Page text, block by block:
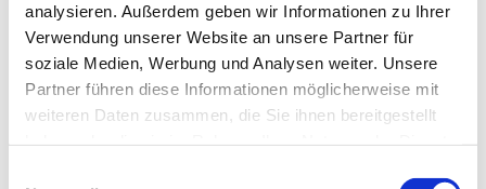
analysieren. Außerdem geben wir Informationen zu Ihrer
Verwendung unserer Website an unsere Partner für
soziale Medien, Werbung und Analysen weiter. Unsere
Partner führen diese Informationen möglicherweise mit
weiteren Daten zusammen, die Sie ihnen bereitgestellt
Dies könnte Sie auch
interessieren